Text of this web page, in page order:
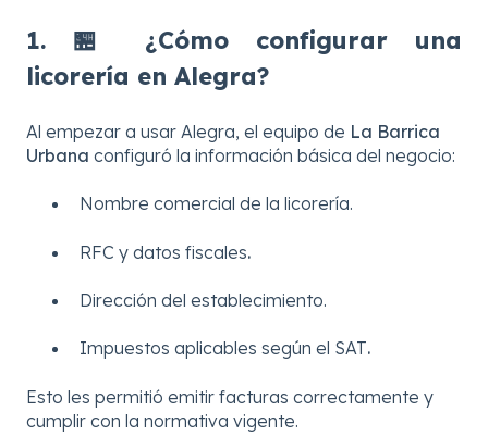
1. 🏪 ¿Cómo configurar una
licorería en Alegra?
Al empezar a usar Alegra, el equipo de La Barrica
Urbana configuró la información básica del negocio:
Nombre comercial de la licorería.
RFC y datos fiscales.
Dirección del establecimiento.
Impuestos aplicables según el SAT.
Esto les permitió emitir facturas correctamente y
cumplir con la normativa vigente.